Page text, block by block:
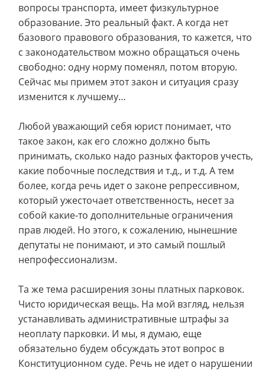
вопросы транспорта, имеет физкультурное
образование. Это реальный факт. А когда нет
базового правового образования, то кажется, что
с законодательством можно обращаться очень
свободно: одну норму поменял, потом вторую.
Сейчас мы примем этот закон и ситуация сразу
изменится к лучшему…
Любой уважающий себя юрист понимает, что
такое закон, как его сложно должно быть
принимать, сколько надо разных факторов учесть,
какие побочные последствия и т.д., и т.д. А тем
более, когда речь идет о законе репрессивном,
который ужесточает ответственность, несет за
собой какие-то дополнительные ограничения
прав людей. Но этого, к сожалению, нынешние
депутаты не понимают, и это самый пошлый
непрофессионализм.
Та же тема расширения зоны платных парковок.
Чисто юридическая вещь. На мой взгляд, нельзя
устанавливать административные штрафы за
неоплату парковки. И мы, я думаю, еще
обязательно будем обсуждать этот вопрос в
Конституционном суде. Речь не идет о нарушении